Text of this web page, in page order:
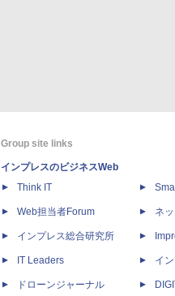
Group site links
インプレスのビジネスWeb
Think IT
Web担当者Forum
インプレス総合研究所
IT Leaders
ドローンジャーナル
ネ
イ